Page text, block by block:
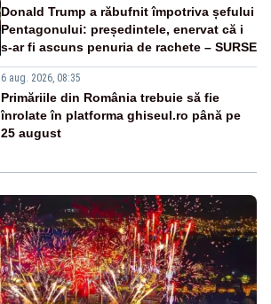
Donald Trump a răbufnit împotriva șefului
Pentagonului: președintele, enervat că i
s-ar fi ascuns penuria de rachete – SURSE
6 aug. 2026, 08:35
Primăriile din România trebuie să fie
înrolate în platforma ghiseul.ro până pe
25 august